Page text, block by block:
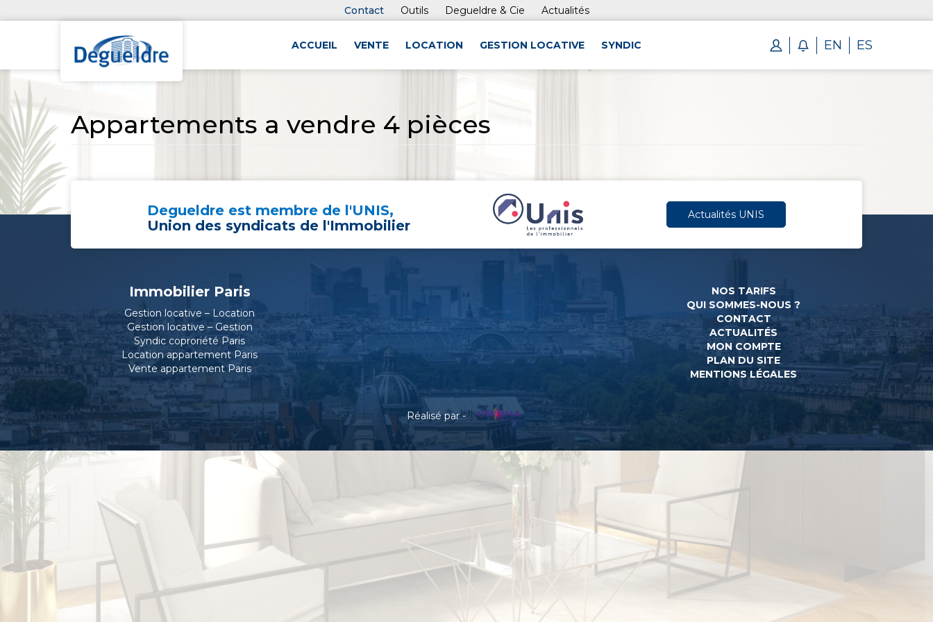
Contact Outils Degueldre & Cie Actualités
ACCUEIL VENTE LOCATION GESTION LOCATIVE SYNDIC EN ES
Appartements a vendre 4 pièces
Degueldre est membre de l'UNIS,
Union des syndicats de l'Immobilier
Actualités UNIS
Immobilier Paris
Gestion locative – Location
Gestion locative – Gestion
Syndic coproriété Paris
Location appartement Paris
Vente appartement Paris
NOS TARIFS
QUI SOMMES-NOUS ?
CONTACT
ACTUALITÉS
MON COMPTE
PLAN DU SITE
MENTIONS LÉGALES
Réalisé par -